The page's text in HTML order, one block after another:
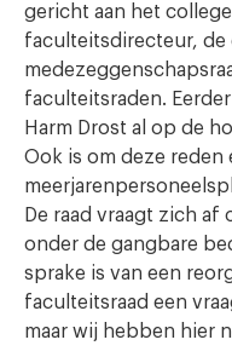
gericht aan het
faculteitsdirecteur, de
faculteitsraden.
Harm Drost al op de
Ook is om deze reden
De raad vraagt zich
onder de gangbare
sprake is van een
faculteitsraad een
maar wij hebben hier